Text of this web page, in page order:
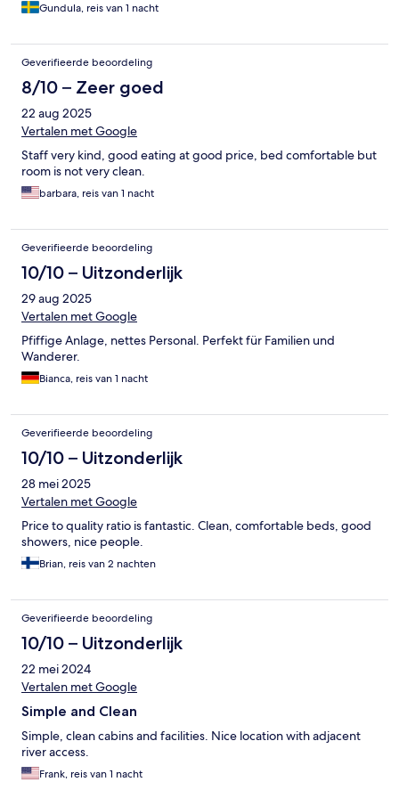
Gundula, reis van 1 nacht
Geverifieerde beoordeling
8/10 – Zeer goed
22 aug 2025
Vertalen met Google
Staff very kind, good eating at good price, bed comfortable but
room is not very clean.
barbara, reis van 1 nacht
Geverifieerde beoordeling
10/10 – Uitzonderlijk
29 aug 2025
Vertalen met Google
Pfiffige Anlage, nettes Personal. Perfekt für Familien und
Wanderer.
Bianca, reis van 1 nacht
Geverifieerde beoordeling
10/10 – Uitzonderlijk
28 mei 2025
Vertalen met Google
Price to quality ratio is fantastic. Clean, comfortable beds, good
showers, nice people.
Brian, reis van 2 nachten
Geverifieerde beoordeling
10/10 – Uitzonderlijk
22 mei 2024
Vertalen met Google
Simple and Clean
Simple, clean cabins and facilities. Nice location with adjacent
river access.
Frank, reis van 1 nacht